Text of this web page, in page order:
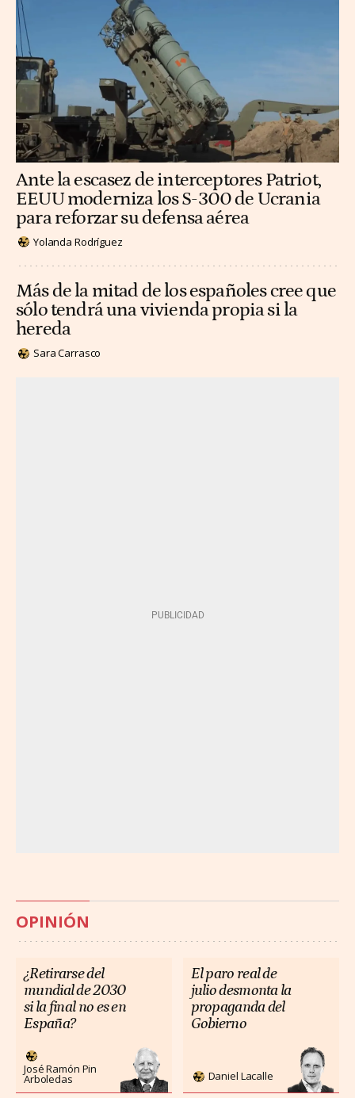
Ante la escasez de interceptores Patriot,
EEUU moderniza los S-300 de Ucrania
para reforzar su defensa aérea
Yolanda Rodríguez
Más de la mitad de los españoles cree que
sólo tendrá una vivienda propia si la
hereda
Sara Carrasco
OPINIÓN
¿Retirarse del
mundial de 2030
si la final no es en
España?
José Ramón Pin
Arboledas
El paro real de
julio desmonta la
propaganda del
Gobierno
Daniel Lacalle